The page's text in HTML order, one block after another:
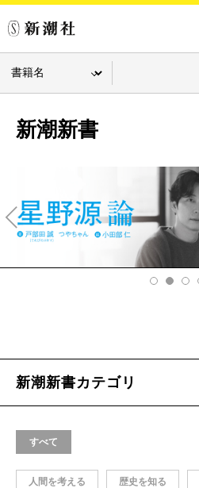
新潮新書
v
新潮新書カテゴリ
すべて
人間を考える 歴史を知る